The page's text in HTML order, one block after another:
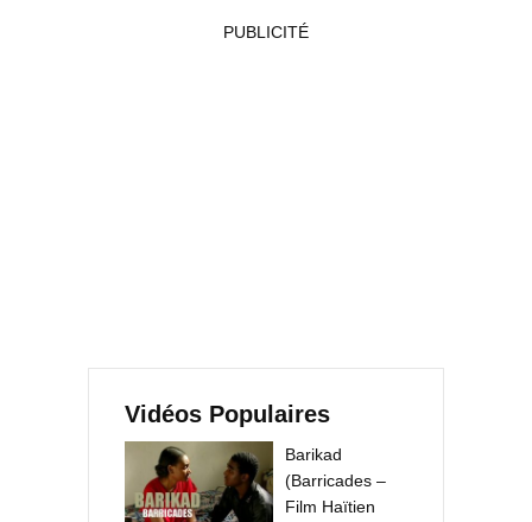
PUBLICITÉ
Vidéos Populaires
Barikad
(Barricades –
Film Haïtien